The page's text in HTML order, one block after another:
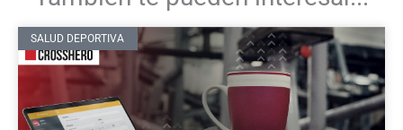
SALUD DEPORTIVA